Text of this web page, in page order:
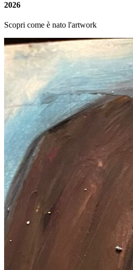
2026
Scopri come è nato l'artwork